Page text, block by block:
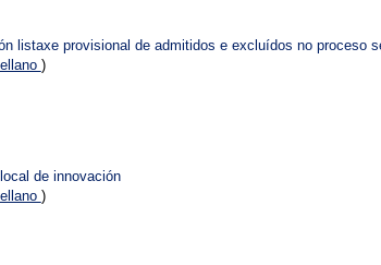
listaxe provisional de admitidos e excluídos no
)
de innovación
)